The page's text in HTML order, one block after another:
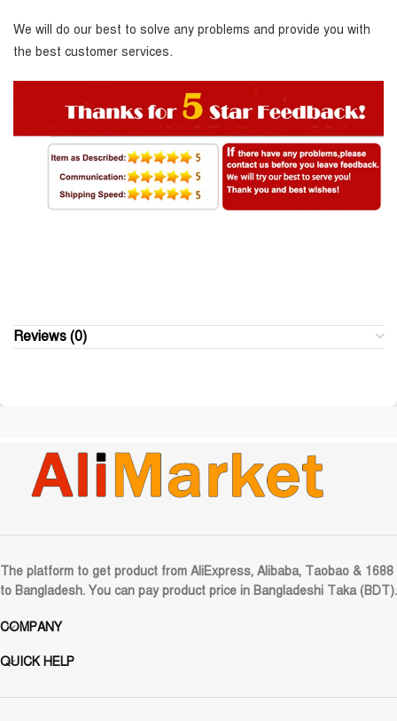
We will do our best to solve any problems and provide you with
the best customer services.
Reviews (0)
The platform to get product from AliExpress, Alibaba, Taobao & 1688
to Bangladesh. You can pay product price in Bangladeshi Taka (BDT).
COMPANY
QUICK HELP